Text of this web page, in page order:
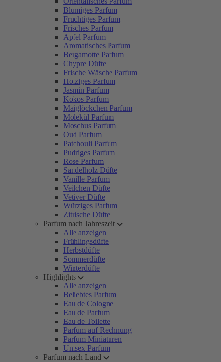
Blumiges Parfum
Fruchtiges Parfum
Frisches Parfum
Apfel Parfum
Aromatisches Parfum
Bergamotte Parfum
Chypre Düfte
Frische Wäsche Parfum
Holziges Parfum
Jasmin Parfum
Kokos Parfum
Maiglöckchen Parfum
Molekül Parfum
Moschus Parfum
Oud Parfum
Patchouli Parfum
Pudriges Parfum
Rose Parfum
Sandelholz Düfte
Vanille Parfum
Veilchen Düfte
Vetiver Düfte
Würziges Parfum
Zitrische Düfte
Parfum nach Jahreszeit
Alle anzeigen
Frühlingsdüfte
Herbstdüfte
Sommerdüfte
Winterdüfte
Highlights
Alle anzeigen
Beliebtes Parfum
Eau de Cologne
Eau de Parfum
Eau de Toilette
Parfum auf Rechnung
Parfum Miniaturen
Unisex Parfum
Parfum nach Land